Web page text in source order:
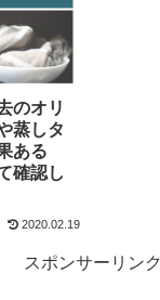
のオリ
蒸しタ
ある
確認し
2020.02.19
スポンサーリンク